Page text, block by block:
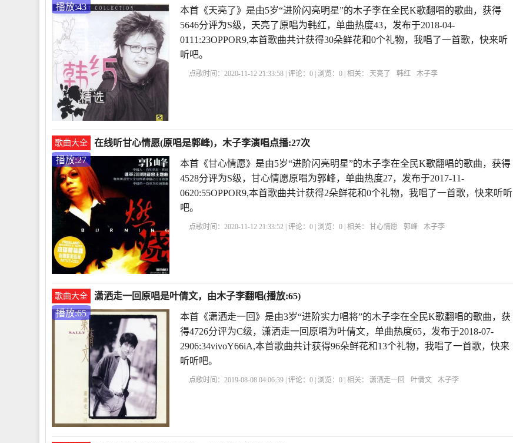
播放:43
本首《天亮了》是由5岁“进阶闪亮明星”的木子李在全民K歌翻唱的歌曲，获得
5646分评为S级，天亮了原唱为韩红，单曲热度43，发布于2018-04-
0111:23OPPOR9,本首歌曲共计获得30朵鲜花和0个礼物，我唱了一首歌，快来听
听吧。
点歌时间：2020-11-12 21:33:58 | 评论：0 | 浏览：0 | 相关： 天亮了 韩红 木子李
歌曲大全
在线听甘心情愿(原唱是郭峰)，木子李演唱点播:27次
播放:27
本首《甘心情愿》是由5岁“进阶闪亮明星”的木子李在全民K歌翻唱的歌曲，获得
4528分评为S级，甘心情愿原唱为郭峰，单曲热度27，发布于2017-11-
0620:55OPPOR9,本首歌曲共计获得2朵鲜花和0个礼物，我唱了一首歌，快来听听
吧。
点歌时间：2020-11-12 21:33:52 | 评论：0 | 浏览：0 | 相关： 甘心情愿 郭峰 木子李
歌曲大全
潇洒走一回原唱是叶倩文，由木子李翻唱(播放:65)
播放:65
本首《潇洒走一回》是由3岁“进阶实力唱将”的木子李在全民K歌翻唱的歌曲，获
得4726分评为C级，潇洒走一回原唱为叶倩文，单曲热度65，发布于2018-07-
2906:34vivoY66iA,本首歌曲共计获得96朵鲜花和13个礼物，我唱了一首歌，快来
听听吧。
点歌时间：2019-08-08 04:06:39 | 评论：0 | 浏览：0 | 相关： 潇洒走一回 叶倩文 木子李